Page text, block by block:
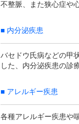
不整脈、また狭心症や
■ 内分泌疾患
バセドウ氏病などの甲
した、内分泌疾患の診
■ アレルギー疾患
各種アレルギー疾患や